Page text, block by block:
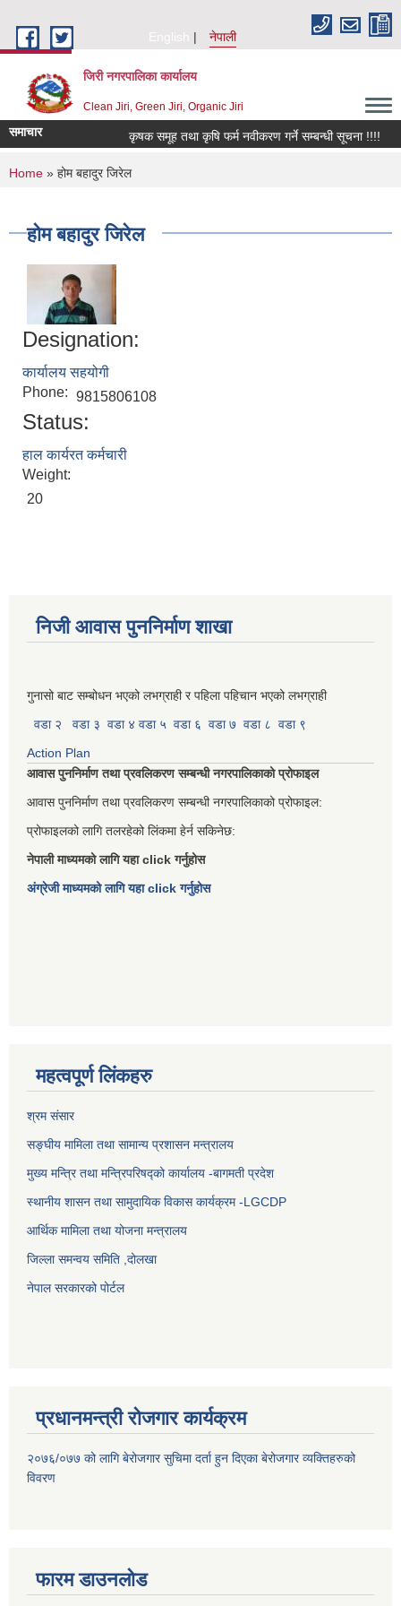
English
नेपाली
जिरी नगरपालिका कार्यालय
Clean Jiri, Green Jiri, Organic Jiri
समाचार कृषक समूह तथा कृषि फर्म नवीकरण गर्ने सम्बन्धी सूचना !!!!
You are here
Home » होम बहादुर जिरेल
होम बहादुर जिरेल
Designation:
कार्यालय सहयोगी
Phone: 9815806108
Status:
हाल कार्यरत कर्मचारी
Weight:
20
निजी आवास पुननिर्माण शाखा
गुनासो बाट सम्बोधन भएको लभग्राही र पहिला पहिचान भएको लभग्राही
वडा २
वडा ३ वडा ४ वडा ५ वडा ६ वडा ७ वडा ८ वडा ९
Action Plan
आवास पुननिर्माण तथा प्रवलिकरण सम्बन्धी नगरपालिकाको प्रोफाइल
आवास पुननिर्माण तथा प्रवलिकरण सम्बन्धी नगरपालिकाको प्रोफाइल:
प्रोफाइलको लागि तलरहेको लिंकमा हेर्न सकिनेछ:
नेपाली माध्यमको लागि यहा click गर्नुहोस
अंग्रेजी माध्यमको लागि यहा click गर्नुहोस
महत्वपूर्ण लिंकहरु
श्रम संसार
सङ्घीय मामिला तथा सामान्य प्रशासन मन्त्रालय
मुख्य मन्त्रि तथा मन्त्रिपरिषद्को कार्यालय -बागमती प्रदेश
स्थानीय शासन तथा सामुदायिक विकास कार्यक्रम -LGCDP
आर्थिक मामिला तथा योजना मन्त्रालय
जिल्ला समन्वय समिति ,दोलखा
नेपाल सरकारको पोर्टल
प्रधानमन्त्री रोजगार कार्यक्रम
२०७६/०७७ को लागि बेरोजगार सुचिमा दर्ता हुन दिएका बेरोजगार व्यक्तिहरुको
विवरण
फारम डाउनलोड